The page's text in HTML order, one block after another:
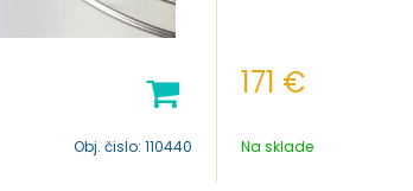
Obj. čislo: 110440
171 €
Na sklade